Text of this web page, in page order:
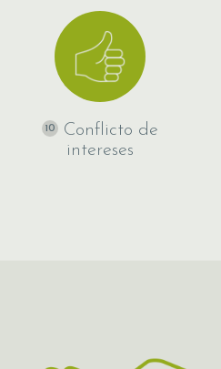
10
Conflicto de
intereses